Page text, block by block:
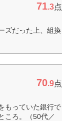
71.3点
ズだった上、組換
70.9点
もっていた銀行で
ころ。（50代／